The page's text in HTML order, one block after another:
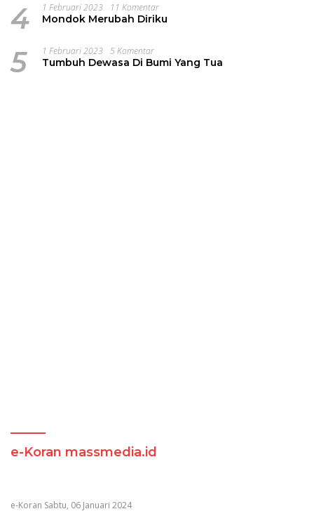
4 1 Februari 2023 11 Komentar
Mondok Merubah Diriku
5 1 Februari 2023 5 Komentar
Tumbuh Dewasa Di Bumi Yang Tua
e-Koran massmedia.id
e-Koran Sabtu, 06 Januari 2024